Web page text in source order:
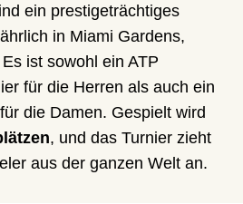
ein prestigeträchtiges
in Miami Gardens,
ist sowohl ein ATP
für die Herren als auch ein
die Damen. Gespielt wird
, und das Turnier zieht
aus der ganzen Welt an.